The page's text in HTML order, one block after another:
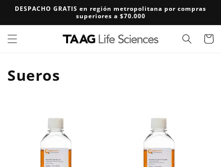
directamente
DESPACHO GRATIS en región metropolitana por compras
superiores a $70.000
Carrito
C
Sueros